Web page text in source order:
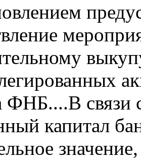
ФНБ....В связи
капитал